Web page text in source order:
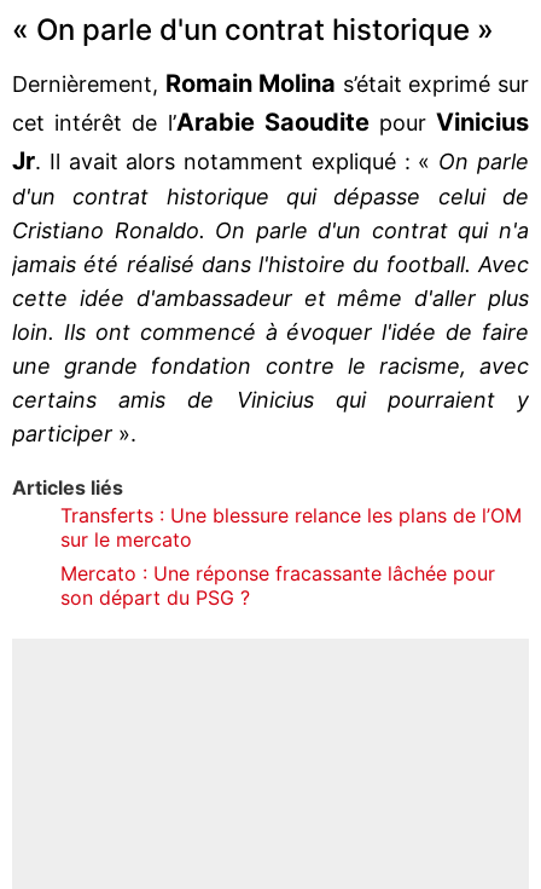
« On parle d'un contrat historique »
Dernièrement, Romain Molina s’était exprimé sur
cet intérêt de l’Arabie SaouditepourVinicius
Jr. Il avait alors notamment expliqué : « On parle
d'un contrat historique qui dépasse celui de
Cristiano Ronaldo. On parle d'un contrat qui n'a
jamais été réalisé dans l'histoire du football. Avec
cette idée d'ambassadeur et même d'aller plus
loin. Ils ont commencé à évoquer l'idée de faire
une grande fondation contre le racisme, avec
certains amis de Vinicius qui pourraient y
participer ».
Articles liés
Transferts : Une blessure relance les plans de l’OM
sur le mercato
Mercato : Une réponse fracassante lâchée pour
son départ du PSG ?